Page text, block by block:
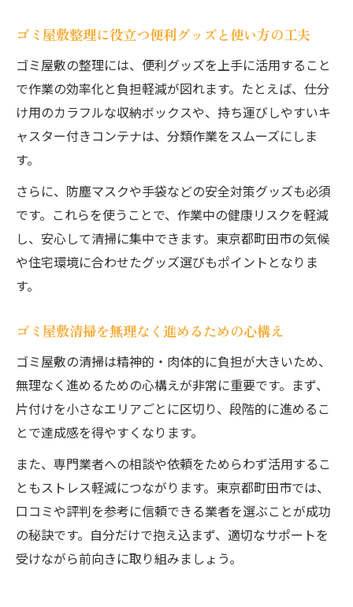
ゴミ屋敷不用品整理を継続するためのモチ
ベーション維持法
不用品処分で住空間を快適に保つコツ
ゴミ屋敷不用品処分のタイミングと優先順
位
び方
ゴミ屋敷からの卒業は定期的な処分が鍵
不用品処分で部屋の広さと快適さを実感
ゴミ屋敷整理に役立つ便利グッズと使い方の工夫
ゴミ屋敷の整理には、便利グッズを上手に活用すること
で作業の効率化と負担軽減が図れます。たとえば、仕分
け用のカラフルな収納ボックスや、持ち運びしやすいキ
ャスター付きコンテナは、分類作業をスムーズにしま
す。
さらに、防塵マスクや手袋などの安全対策グッズも必須
です。これらを使うことで、作業中の健康リスクを軽減
し、安心して清掃に集中できます。東京都町田市の気候
や住宅環境に合わせたグッズ選びもポイントとなりま
す。
ゴミ屋敷清掃を無理なく進めるための心構え
ゴミ屋敷の清掃は精神的・肉体的に負担が大きいため、
無理なく進めるための心構えが非常に重要です。まず、
片付けを小さなエリアごとに区切り、段階的に進めるこ
とで達成感を得やすくなります。
また、専門業者への相談や依頼をためらわず活用するこ
ともストレス軽減につながります。東京都町田市では、
口コミや評判を参考に信頼できる業者を選ぶことが成功
の秘訣です。自分だけで抱え込まず、適切なサポートを
受けながら前向きに取り組みましょう。